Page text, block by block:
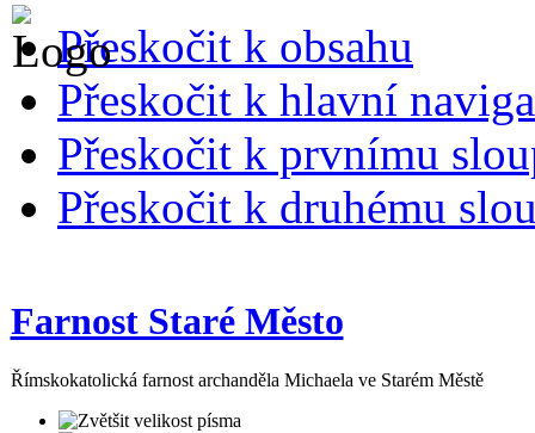
Přeskočit k obsahu
Přeskočit k hlavní
Přeskočit k prvnímu
Přeskočit k druhému
Farnost Staré Město
Římskokatolická farnost archanděla Michaela ve Starém Městě